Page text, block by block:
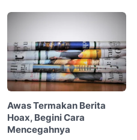
Awas Termakan Berita
Hoax, Begini Cara
Mencegahnya